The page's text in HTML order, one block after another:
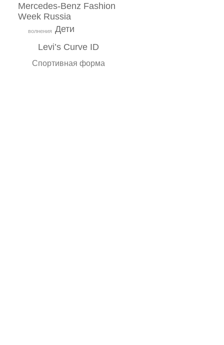
Mercedes-Benz Fashion
Week Russia
Дети
Levi’s Curve ID
Спортивная форма
волнения